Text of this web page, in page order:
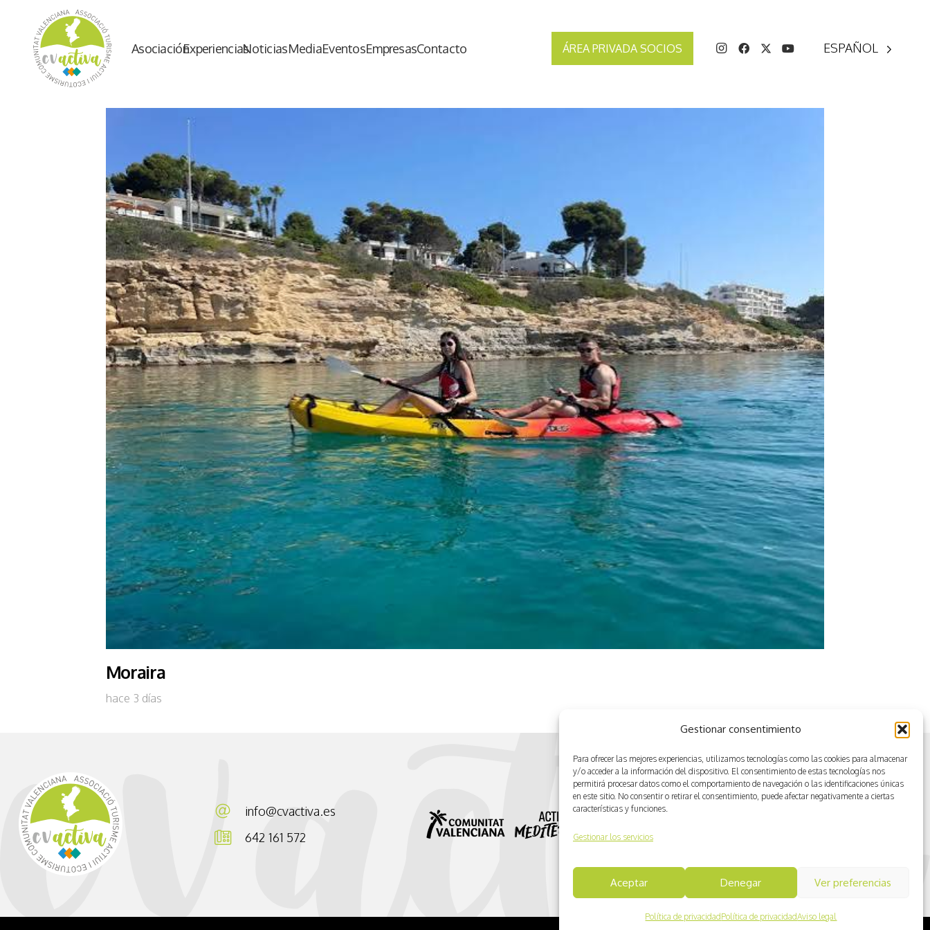
Gestionar consentimiento
Para ofrecer las mejores experiencias, utilizamos tecnologías como las cookies para almacenar
y/o acceder a la información del dispositivo. El consentimiento de estas tecnologías nos
permitirá procesar datos como el comportamiento de navegación o las identificaciones únicas
en este sitio. No consentir o retirar el consentimiento, puede afectar negativamente a ciertas
características y funciones.
Gestionar los servicios
Aceptar Denegar Ver preferencias
Política de privacidadPolítica de privacidadAviso legal
AsociaciónExperienciasNoticiasMediaEventosEmpresasContacto ÁREA PRIVADA SOCIOS ESPAÑOL
Moraira
hace 3 días
info@cvactiva.es
642 161 572